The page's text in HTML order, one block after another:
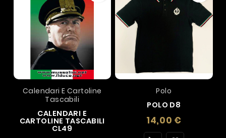
Calendari E Cartoline
Tascabili
CALENDARI E
CARTOLINE TASCABILI
CL49
Polo
POLO D8
14,00 €Prezzo